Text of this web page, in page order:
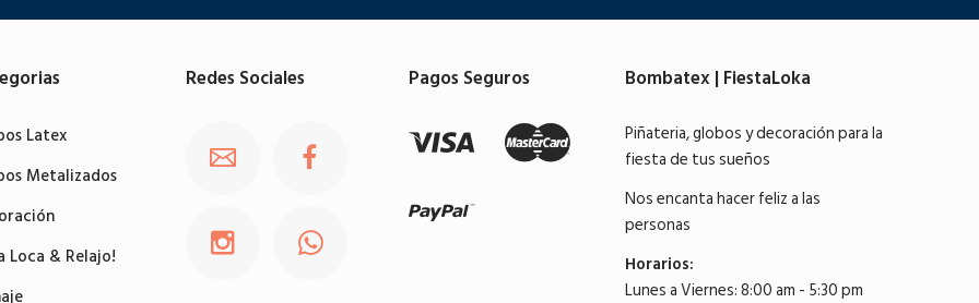
Latex
Metalizados
Loca & Relajo!
Redes Sociales Pagos Seguros Bombatex | FiestaLoka
Piñateria, globos y decoración para la
fiesta de tus sueños
Nos encanta hacer feliz a las
personas
Horarios:
Lunes a Viernes: 8:00 am - 5:30 pm